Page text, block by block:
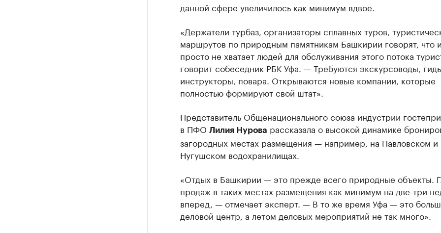
данной сфере увеличилось как минимум вдвое.
«Держатели турбаз, организаторы сплавных туров,
маршрутов по природным памятникам Башкирии говорят, что
просто не хватает людей для обслуживания этого потока
говорит собеседник РБК Уфа. — Требуются экскурсоводы,
инструкторы, повара. Открываются новые компании, которые
полностью формируют свой штат».
Представитель Общенационального союза индустрии
в ПФО Лилия Нурова рассказала о высокой динамике
загородных местах размещения — например, на Павловском и
Нугушском водохранилищах.
«Отдых в Башкирии — это прежде всего природные объекты.
продаж в таких местах размещения как минимум на две-три
вперед, — отмечает эксперт. — В то же время Уфа — это
деловой центр, а летом деловых мероприятий не так много».